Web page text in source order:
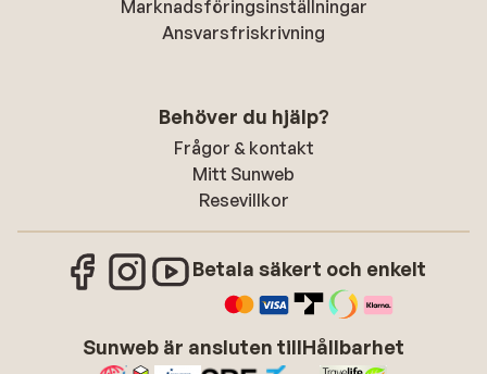
Marknadsföringsinställningar
Ansvarsfriskrivning
Behöver du hjälp?
Frågor & kontakt
Mitt Sunweb
Resevillkor
Betala säkert och enkelt
Sunweb är ansluten tillHållbarhet